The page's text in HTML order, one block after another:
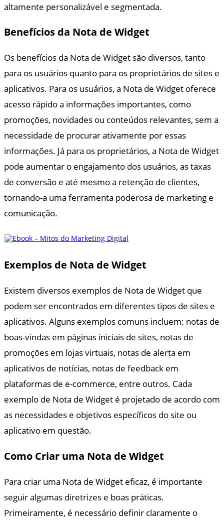
altamente personalizável e segmentada.
Benefícios da Nota de Widget
Os benefícios da Nota de Widget são diversos, tanto
para os usuários quanto para os proprietários de sites e
aplicativos. Para os usuários, a Nota de Widget oferece
acesso rápido a informações importantes, como
promoções, novidades ou conteúdos relevantes, sem a
necessidade de procurar ativamente por essas
informações. Já para os proprietários, a Nota de Widget
pode aumentar o engajamento dos usuários, as taxas
de conversão e até mesmo a retenção de clientes,
tornando-a uma ferramenta poderosa de marketing e
comunicação.
Exemplos de Nota de Widget
Existem diversos exemplos de Nota de Widget que
podem ser encontrados em diferentes tipos de sites e
aplicativos. Alguns exemplos comuns incluem: notas de
boas-vindas em páginas iniciais de sites, notas de
promoções em lojas virtuais, notas de alerta em
aplicativos de notícias, notas de feedback em
plataformas de e-commerce, entre outros. Cada
exemplo de Nota de Widget é projetado de acordo com
as necessidades e objetivos específicos do site ou
aplicativo em questão.
Como Criar uma Nota de Widget
Para criar uma Nota de Widget eficaz, é importante
seguir algumas diretrizes e boas práticas.
Primeiramente, é necessário definir claramente o